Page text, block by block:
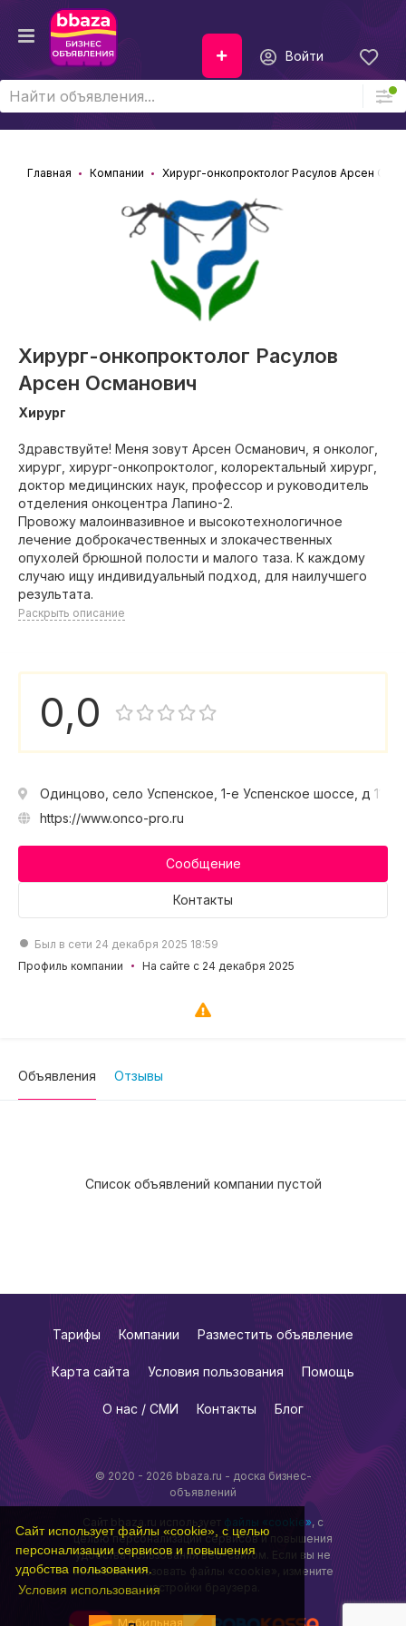
Сайт использует файлы «cookie», с целью
персонализации сервисов и повышения
удобства пользования.
Условия использования
Войти
Главная Компании Хирург-онкопроктолог Расулов Арсен
Хирург-онкопроктолог Расулов
Арсен Османович
Хирург
Здравствуйте! Меня зовут Арсен Османович, я онколог,
хирург, хирург-онкопроктолог, колоректальный хирург,
доктор медицинских наук, профессор и руководитель
отделения онкоцентра Лапино-2.
Провожу малоинвазивное и высокотехнологичное
лечение доброкачественных и злокачественных
опухолей брюшной полости и малого таза. К каждому
случаю ищу индивидуальный подход, для наилучшего
результата.
Раскрыть описание
0,0
Одинцово, село Успенское, 1-е Успенское шоссе, д 111
https://www.onco-pro.ru
Сообщение
Контакты
Был в сети 24 декабря 2025 18:59
Профиль компании
На сайте с 24 декабря 2025
Объявления Отзывы
Список объявлений компании пустой
© 2020 - 2026 bbaza.ru - доска бизнес-
объявлений
Сайт bbaza.ru использует файлы «cookie», с
целью персонализации сервисов и повышения
удобства пользования веб-сайтом. Если вы не
хотите использовать файлы «cookie», измените
настройки браузера.
Мобильная
Тарифы Компании Разместить объявление
Карта сайта Условия пользования Помощь
О нас / СМИ Контакты Блог